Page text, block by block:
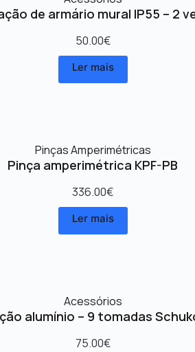
de armário mural IP55 – 2
50.00€
Ler mais
Pinças Amperimétricas
Pinça amperimétrica KPF-PB
336.00€
Ler mais
Acessórios
alumínio – 9 tomadas
75.00€